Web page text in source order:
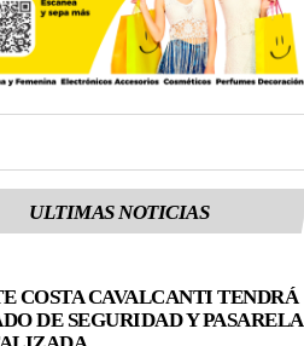
ULTIMAS NOTICIAS
COSTA CAVALCANTI TENDRÁ
DE SEGURIDAD Y PASARELA